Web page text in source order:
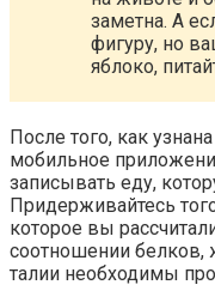
заметна. А
фигуру, но
яблоко,
После того, как
мобильное
записывать еду,
Придерживайтесь
которое вы
соотношении белков,
талии необходимы